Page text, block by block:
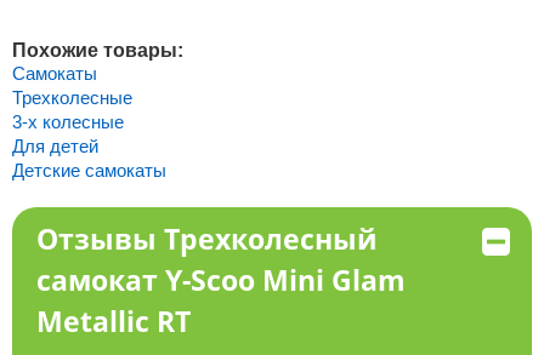
Похожие товары:
Самокаты
Трехколесные
3-х колесные
Для детей
Детские самокаты
Отзывы Трехколесный
самокат Y-Scoo Mini Glam
Metallic RT